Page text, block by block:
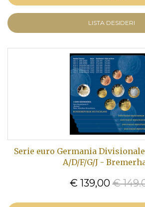
LISTA DESIDERI
Serie euro Germania
A/D/F/G/J -
€ 139,00 €